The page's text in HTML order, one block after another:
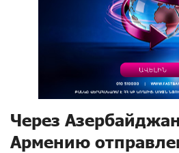
Через
Армению